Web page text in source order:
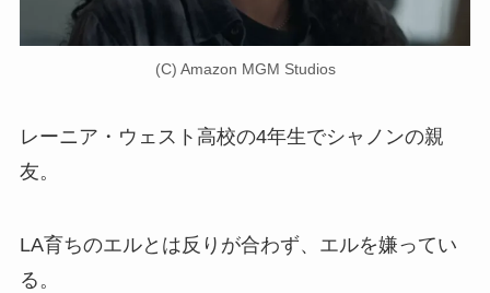
(C) Amazon MGM Studios
レーニア・ウェスト高校の4年生でシャノンの親
友。
LA育ちのエルとは反りが合わず、エルを嫌ってい
る。